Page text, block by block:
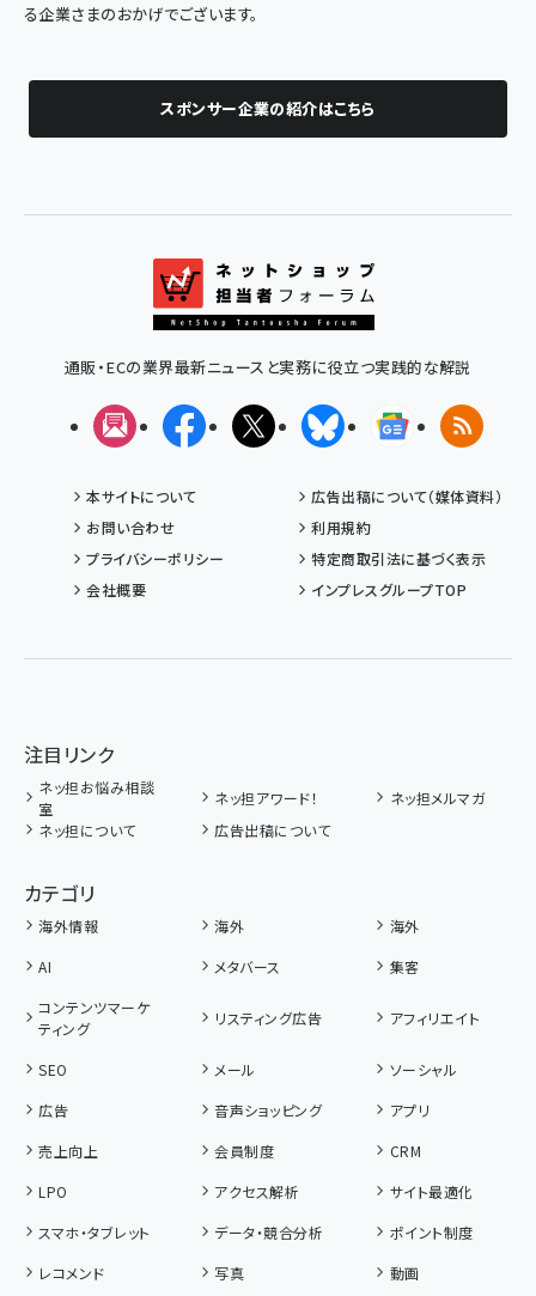
る企業さまのおかげでございます。
スポンサー企業の紹介はこちら
通販・ECの業界最新ニュースと実務に役立つ実践的な解説
メルマガFacebookX(エックス)BlueskyGoogleニュ
RSS
本サイトについて
広告出稿について（媒体資料）
お問い合わせ
利用規約
プライバシーポリシー
特定商取引法に基づく表示
会社概要
インプレスグループTOP
注目リンク
ネッ担お悩み相談
室
ネッ担アワード！
ネッ担メルマガ
ネッ担について
広告出稿について
カテゴリ
海外情報 海外
海外
AI
メタバース
集客
コンテンツマーケ
ティング
リスティング広告 アフィリエイト
SEO メール
ソーシャル
広告
音声ショッピング
アプリ
売上向上
会員制度
CRM
LPO
アクセス解析
サイト最適化
スマホ・タブレット
データ・競合分析
ポイント制度
レコメンド
写真 動画